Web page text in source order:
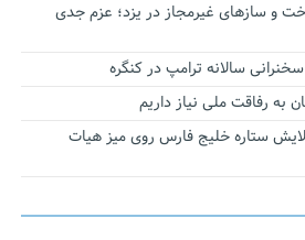
و سازهای غیرمجاز در یزد؛ عزم جدی
سالانه ترامپ در کنگره
به رفاقت ملی نیاز داریم
پالایش ستاره خلیج فارس روی میز هیات